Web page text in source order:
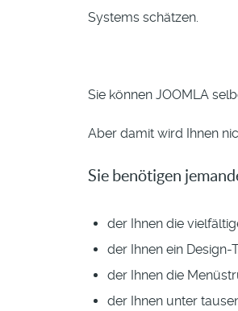
Systems schätzen.
Sie können JOOMLA
Aber damit wird Ihnen
Sie benötigen
der Ihnen die
der Ihnen ein
der Ihnen die
der Ihnen unter